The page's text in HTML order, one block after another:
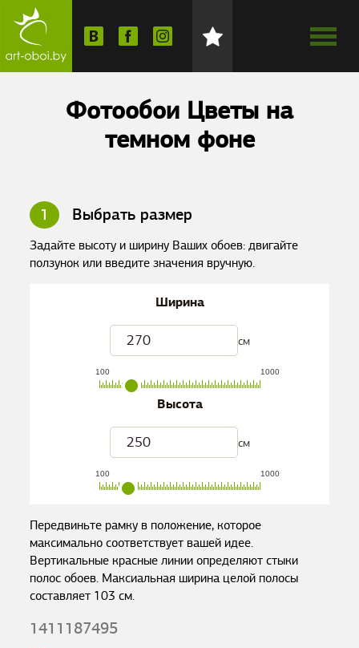
Фотообои Цветы на
темном фоне
1 Выбрать размер
Задайте высоту и ширину Ваших обоев: двигайте
ползунок или введите значения вручную.
Ширина
см
100 1000
Высота
см
100 1000
Передвиньте рамку в положение, которое
максимально соответствует вашей идее.
Вертикальные красные линии определяют стыки
полос обоев. Максиальная ширина целой полосы
составляет 103 см.
1411187495